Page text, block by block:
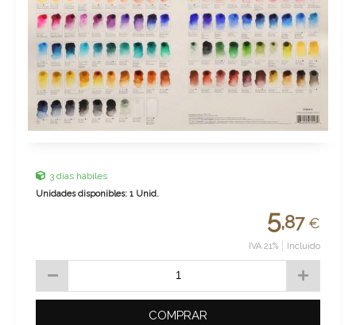
3 días hábiles
Unidades disponibles: 1 Unid.
5,87 €
IVA 21% Incluido
COMPRAR